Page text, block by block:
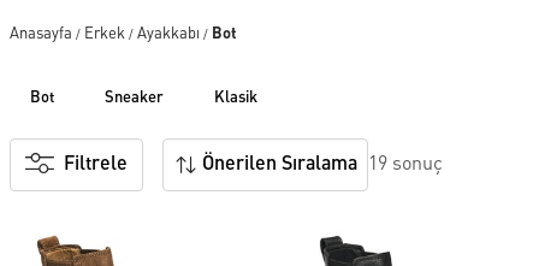
Anasayfa / Erkek / Ayakkabı / Bot
bot sneaker klasi̇k
Filtrele Önerilen Sıralama 19 sonuç